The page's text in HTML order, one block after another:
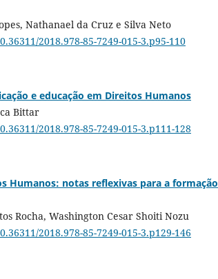
Nathanael da Cruz e Silva Neto
2018.978-85-7249-015-3.p95-110
e educação em Direitos Humanos
Bittar
2018.978-85-7249-015-3.p111-128
Humanos: notas reflexivas para a formação
Rocha, Washington Cesar Shoiti Nozu
2018.978-85-7249-015-3.p129-146